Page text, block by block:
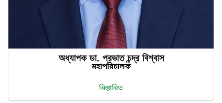
অধ্যাপক ডা. প্রভাত‌ চন্দ্র‌ বিশ্বাস
মহাপরিচালক
বিস্তারিত